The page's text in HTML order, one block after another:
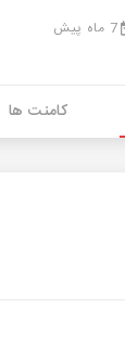
7 ماه پیش
کامنت ها